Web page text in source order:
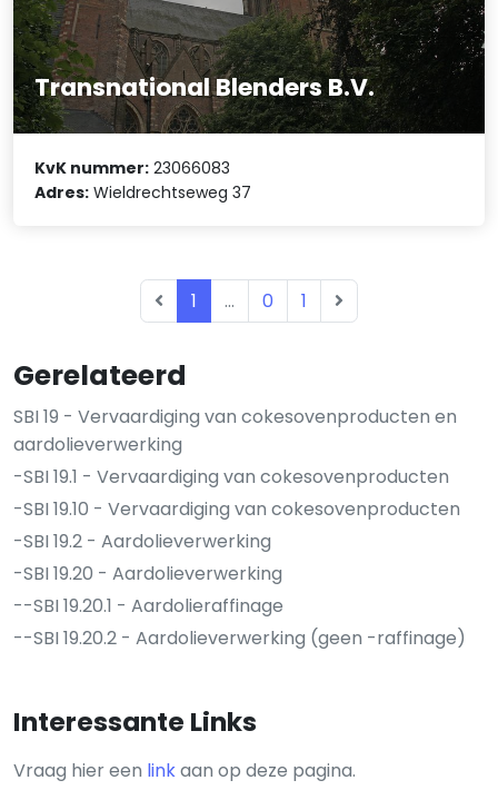
Gerelateerd
SBI 19 - Vervaardiging van cokesovenproducten en
aardolieverwerking
-SBI 19.1 - Vervaardiging van cokesovenproducten
-SBI 19.10 - Vervaardiging van cokesovenproducten
-SBI 19.2 - Aardolieverwerking
-SBI 19.20 - Aardolieverwerking
--SBI 19.20.1 - Aardolieraffinage
--SBI 19.20.2 - Aardolieverwerking (geen -raffinage)
Interessante Links
Vraag hier een linkaan op deze pagina.
Transnational Blenders B.V.
KvK nummer: 23066083
Adres: Wieldrechtseweg 37
1 ... 0 1